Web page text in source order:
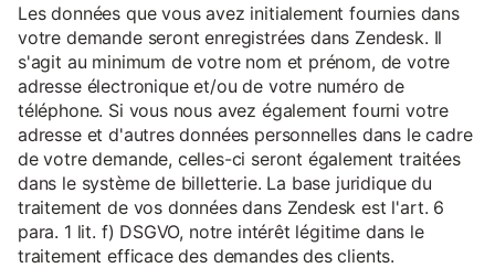
Les données que vous avez initialement fournies dans
votre demande seront enregistrées dans Zendesk. Il
s'agit au minimum de votre nom et prénom, de votre
adresse électronique et/ou de votre numéro de
téléphone. Si vous nous avez également fourni votre
adresse et d'autres données personnelles dans le cadre
de votre demande, celles-ci seront également traitées
dans le système de billetterie. La base juridique du
traitement de vos données dans Zendesk est l'art. 6
para. 1 lit. f) DSGVO, notre intérêt légitime dans le
traitement efficace des demandes des clients.